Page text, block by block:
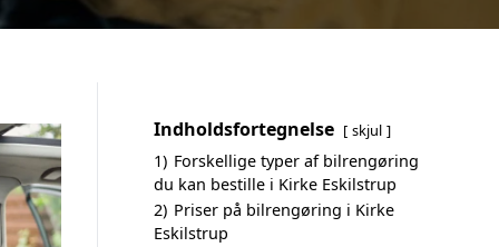
Indholdsfortegnelse skjul
1) Forskellige typer af bilrengøring
du kan bestille i Kirke Eskilstrup
2) Priser på bilrengøring i Kirke
Eskilstrup